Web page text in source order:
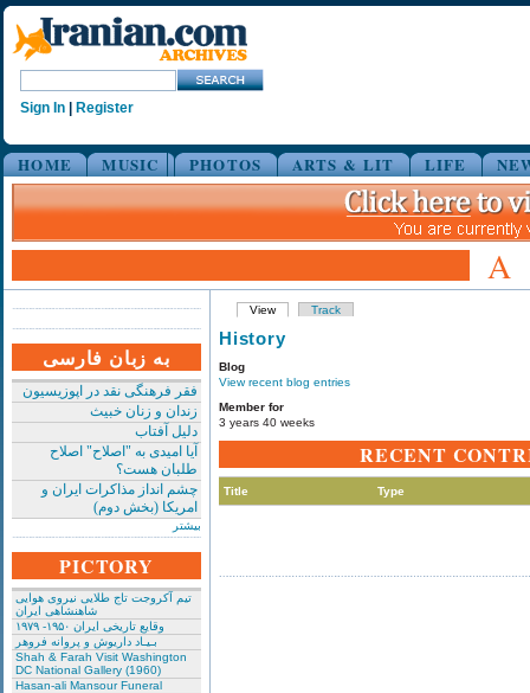
Sign In Register
HOME MUSIC PHOTOS ARTS & LIT LIFE
A
به زبان فارسی
فقر فرهنگی نقد در اپوزیسیون
زندان و زنان خبیث
دلیل آفتاب
آیا امیدی به "اصلاح" اصلاح
طلبان هست؟
چشم انداز مذاکرات ایران و
امریکا (بخش دوم)
بیشتر
PICTORY
تیم آکروجت تاج طلایی نیروی هوایی
شاهنشاهی ایران
وقایع تاریخی‌ ایران ۱۹۵۰- ۱۹۷۹
بـیـاد داریوش و پروانه فروهر
Shah & Farah Visit Washington
DC National Gallery (1960)
Hasan-ali Mansour Funeral
View Track
History
Blog
View recent blog entries
Member for
3 years 40 weeks
RECENT
Title Type